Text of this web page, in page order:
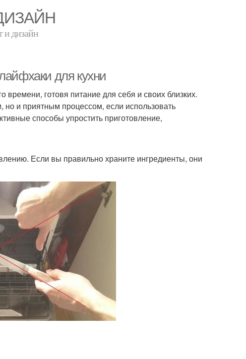
и дизайн
для кухни
времени, готовя питание для себя и своих близких.
и приятным процессом, если использовать
способы упростить приготовление,
Если вы правильно храните ингредиенты, они